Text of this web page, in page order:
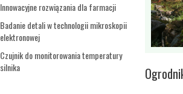
Innowacyjne rozwiązania dla farmacji
Badanie detali w technologii mikroskopii
elektronowej
Czujnik do monitorowania temperatury
silnika